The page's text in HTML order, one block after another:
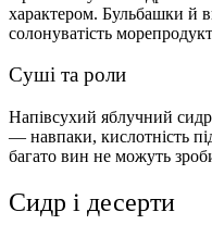
характером. Бульбашки й
солонуватість
Суші та роли
Напівсухий яблучний
— навпаки, кислотність
багато вин не можуть
Сидр і десерти